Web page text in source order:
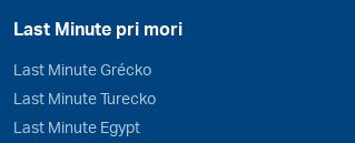
Last Minute pri mori
Last Minute Grécko
Last Minute Turecko
Last Minute Egypt